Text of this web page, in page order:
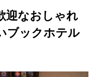
迎なおしゃれ
ブックホテル